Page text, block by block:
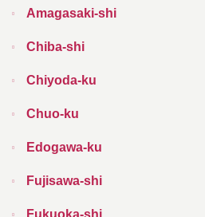
Amagasaki-shi
Chiba-shi
Chiyoda-ku
Chuo-ku
Edogawa-ku
Fujisawa-shi
Fukuoka-shi